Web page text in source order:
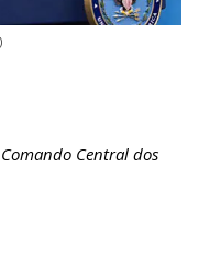
Central dos